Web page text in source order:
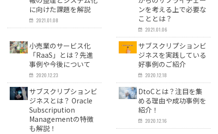
に向けた課題を解説
2021.01.08
ンを考える上で必要な
こととは？
2021.01.06
小売業のサービス化
「RaaS」とは？先進
事例や今後について
2020.12.23
サブスクリプションビ
ジネスを実践している
好事例のご紹介
2020.12.18
サブスクリプションビ
ジネスとは？ Oracle
Subscripution
Managementの特徴
も解説！
DtoCとは？注目を集
める理由や成功事例を
紹介！
2020.12.16